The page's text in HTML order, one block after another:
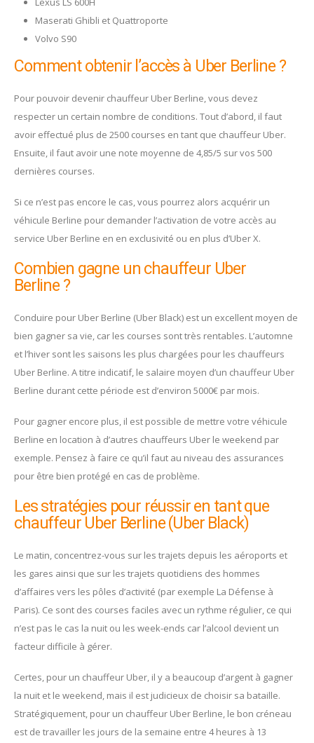
Maserati Ghibli et Quattroporte
Volvo S90
Comment obtenir l’accès à Uber Berline ?
Pour pouvoir devenir chauffeur Uber Berline, vous devez
respecter un certain nombre de conditions. Tout d’abord, il faut
avoir effectué plus de 2500 courses en tant que chauffeur Uber.
Ensuite, il faut avoir une note moyenne de 4,85/5 sur vos 500
dernières courses.
Si ce n’est pas encore le cas, vous pourrez alors acquérir un
véhicule Berline pour demander l’activation de votre accès au
service Uber Berline en en exclusivité ou en plus d’Uber X.
Combien gagne un chauffeur Uber
Berline ?
Conduire pour Uber Berline (Uber Black) est un excellent moyen de
bien gagner sa vie, car les courses sont très rentables. L’automne
et l’hiver sont les saisons les plus chargées pour les chauffeurs
Uber Berline. A titre indicatif, le salaire moyen d’un chauffeur Uber
Berline durant cette période est d’environ 5000€ par mois.
Pour gagner encore plus, il est possible de mettre votre véhicule
Berline en location à d’autres chauffeurs Uber le weekend par
exemple. Pensez à faire ce qu’il faut au niveau des assurances
pour être bien protégé en cas de problème.
Les stratégies pour réussir en tant que
chauffeur Uber Berline (Uber Black)
Le matin, concentrez-vous sur les trajets depuis les aéroports et
les gares ainsi que sur les trajets quotidiens des hommes
d’affaires vers les pôles d’activité (par exemple La Défense à
Paris). Ce sont des courses faciles avec un rythme régulier, ce qui
n’est pas le cas la nuit ou les week-ends car l’alcool devient un
facteur difficile à gérer.
Certes, pour un chauffeur Uber, il y a beaucoup d’argent à gagner
la nuit et le weekend, mais il est judicieux de choisir sa bataille.
Stratégiquement, pour un chauffeur Uber Berline, le bon créneau
est de travailler les jours de la semaine entre 4 heures à 13